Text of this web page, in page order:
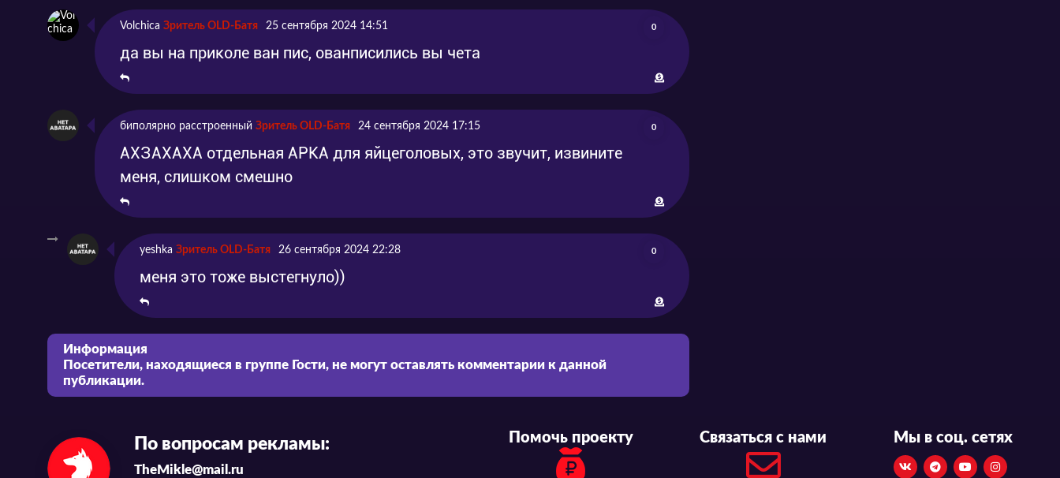
Volchica Зритель OLD-Батя 25 сентября 2024 14:51 0
да вы на приколе ван пис, ованписились вы чета
биполярно расстроенный Зритель OLD-Батя 24 сентября 2024 17:15 0
АХЗАХАХА отдельная АРКА для яйцеголовых, это звучит, извините
меня, слишком смешно
yeshka Зритель OLD-Батя 26 сентября 2024 22:28 0
меня это тоже выстегнуло))
Информация
Посетители, находящиеся в группе Гости, не могут оставлять комментарии к данной
публикации.
По вопросам рекламы:
TheMikle@mail.ru
Помочь проекту Связаться с нами Мы в соц. сетях